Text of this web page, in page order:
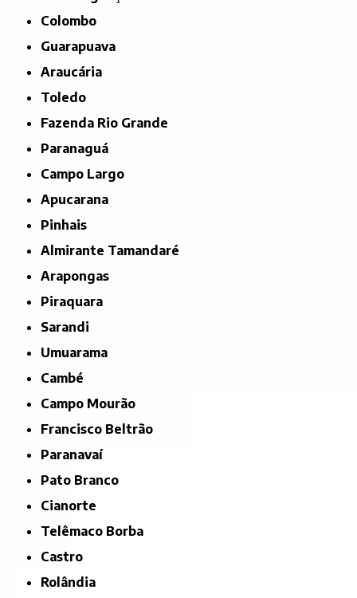
Colombo
Guarapuava
Araucária
Toledo
Fazenda Rio Grande
Paranaguá
Campo Largo
Apucarana
Pinhais
Almirante Tamandaré
Arapongas
Piraquara
Sarandi
Umuarama
Cambé
Campo Mourão
Francisco Beltrão
Paranavaí
Pato Branco
Cianorte
Telêmaco Borba
Castro
Rolândia